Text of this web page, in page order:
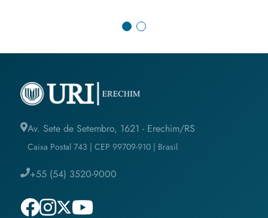
Av. Sete de Setembro, 1621 - Erechim/RS
Caixa Postal 743 | CEP 99709-910 | Brasil
+55 (54) 3520-9000